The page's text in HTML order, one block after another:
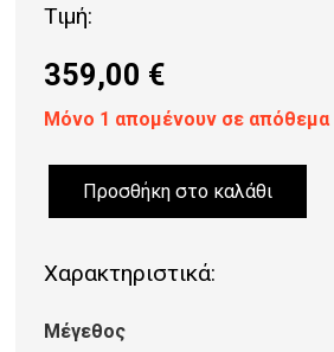
Τιμή:
359,00 €
Μόνο 1 απομένουν σε απόθεμα
LONDON
QUARTZ
Προσθήκη στο καλάθι
Χαρακτηριστικά:
Μέγεθος